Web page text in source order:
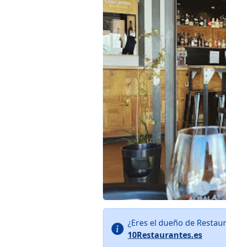
¿Eres el dueño de
10Restaurantes.es